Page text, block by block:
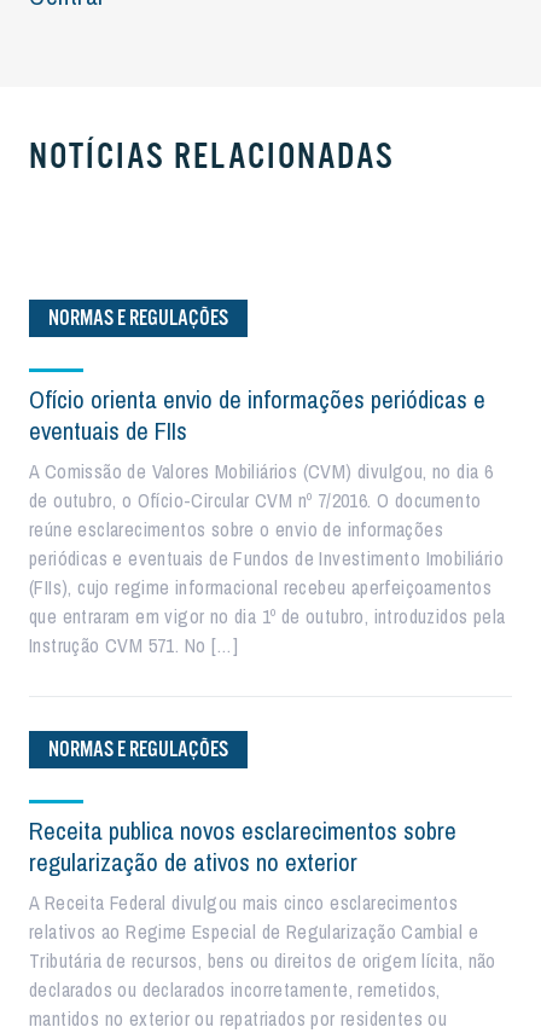
NOTÍCIAS RELACIONADAS
NORMAS E REGULAÇÕES
Ofício orienta envio de informações periódicas e
eventuais de FIIs
A Comissão de Valores Mobiliários (CVM) divulgou, no dia 6
de outubro, o Ofício-Circular CVM nº 7/2016. O documento
reúne esclarecimentos sobre o envio de informações
periódicas e eventuais de Fundos de Investimento Imobiliário
(FIIs), cujo regime informacional recebeu aperfeiçoamentos
que entraram em vigor no dia 1º de outubro, introduzidos pela
Instrução CVM 571. No […]
NORMAS E REGULAÇÕES
Receita publica novos esclarecimentos sobre
regularização de ativos no exterior
A Receita Federal divulgou mais cinco esclarecimentos
relativos ao Regime Especial de Regularização Cambial e
Tributária de recursos, bens ou direitos de origem lícita, não
declarados ou declarados incorretamente, remetidos,
mantidos no exterior ou repatriados por residentes ou